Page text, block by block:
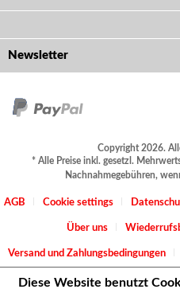
Newsletter
Copyright 2026.
* Alle Preise inkl. gesetzl.
Nachnahmegebühren,
AGB Cookie settings
Über uns
Versand und Zahlungsbedingungen
Diese Website benutzt